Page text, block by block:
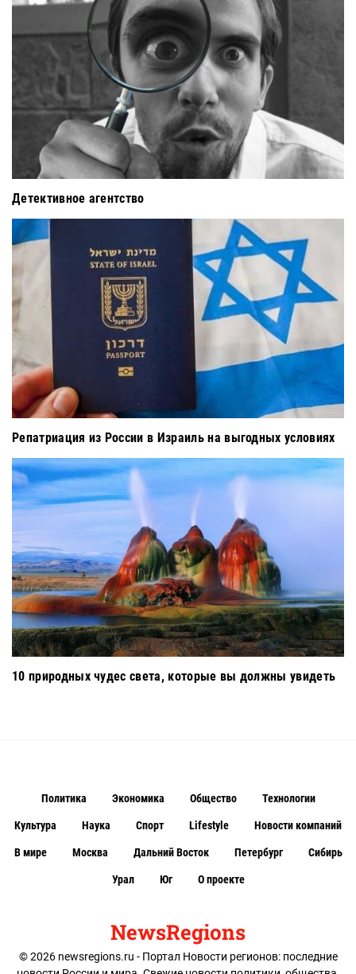
Детективное агентство
Репатриация из России в Израиль на выгодных условиях
10 природных чудес света, которые вы должны увидеть
NewsRegions
© 2026 newsregions.ru - Портал Новости регионов: последние
Политика Экономика Общество Технологии
Культура Наука Спорт Lifestyle Новости компаний
В мире Москва Дальний Восток Петербург Сибирь
Урал Юг О проекте